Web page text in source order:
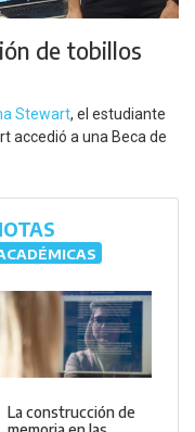
de tobillos
Stewart, el estudiante
accedió a una Beca de
La construcción de